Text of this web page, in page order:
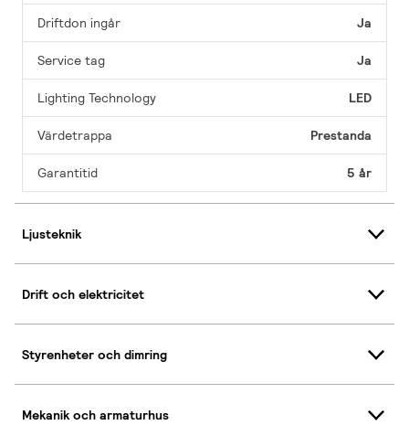
Driftdon ingår Ja
Service tag Ja
Lighting Technology LED
Värdetrappa Prestanda
Garantitid 5 år
Ljusteknik
Drift och elektricitet
Styrenheter och dimring
Mekanik och armaturhus